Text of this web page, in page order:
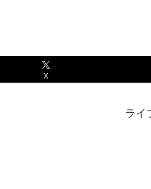
X
ライ